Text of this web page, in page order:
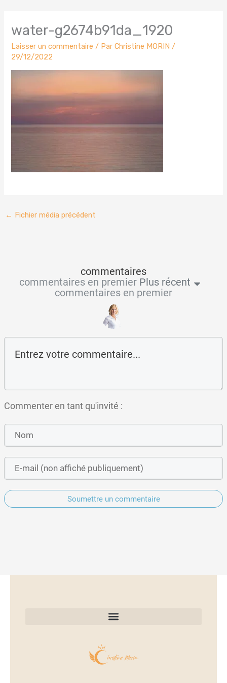
water-g2674b91da_1920
Laisser un commentaire / ParChristine MORIN/
29/12/2022
← Fichier média précédent
commentaires
commentaires en premier Plus récent
commentaires en premier
Commenter en tant qu'invité :
Soumettre un commentaire